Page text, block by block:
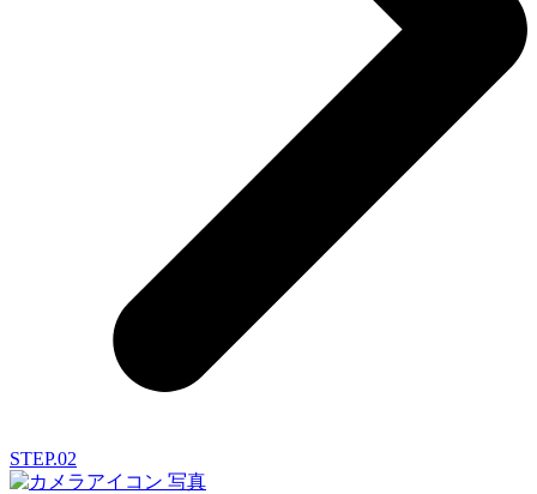
STEP.02
写真